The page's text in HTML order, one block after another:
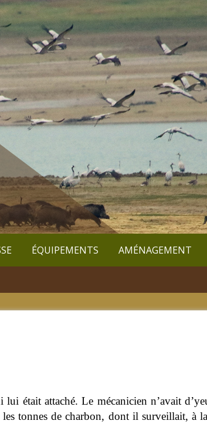
ÉQUIPEMENTS AMÉNAGEMENT
était attaché. Le mécanicien n’avait
tonnes de charbon, dont il surveillait, à